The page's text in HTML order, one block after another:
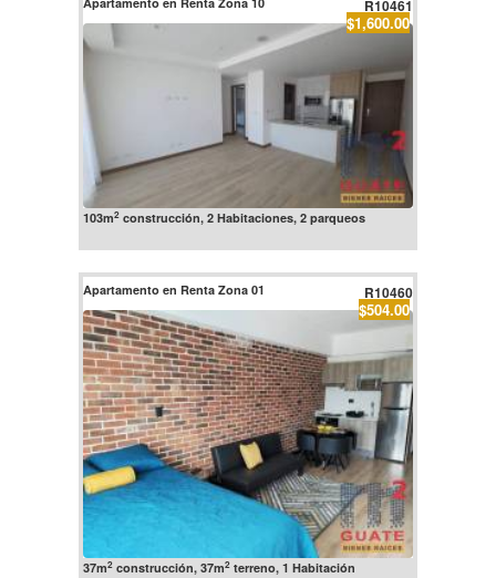
R10461
$1,600.00
103m2construcción, 2 Habitaciones, 2 parqueos
Apartamento en Renta Zona 01 R10460
$504.00
37m2construcción, 37m2terreno, 1 Habitación